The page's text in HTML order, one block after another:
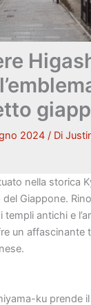
2024 / Di
nella storica
Giappone.
antichi e
un affascinante
ku prende